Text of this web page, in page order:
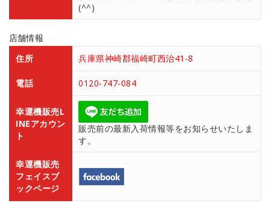
(^^)
店舗情報
住所
兵庫県神崎郡福崎町西治41-8
電話 0120-747-084
幸運機販売L
INEアカウン
ト
販売前の最新入荷情報等をお知らせいたしま
す。
幸運機販売
フェイスブ
ックページ